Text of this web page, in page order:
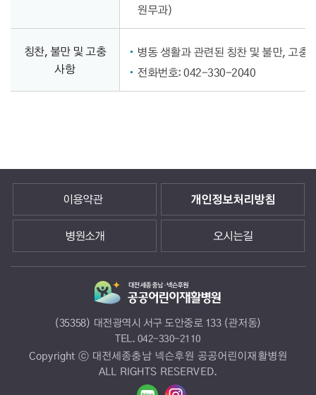
원무과)
칭찬, 불만 및 고충
사항
병동 생활과 관련된 칭찬 및 불만, 고
전화번호: 042-330-2040
이용약관 개인정보처리방침
병원소개 오시는길
(35358) 대전광역시 서구 도안중로 133 (관저동)
TEL. 042-330-2110
Copyright ⓒ 대전세종충남 넥슨후원 공공어린이재활병원
ALL RIGHTS RESERVED.